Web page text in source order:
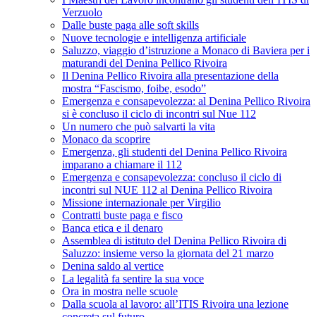
Verzuolo
Dalle buste paga alle soft skills
Nuove tecnologie e intelligenza artificiale
Saluzzo, viaggio d’istruzione a Monaco di Baviera per i
maturandi del Denina Pellico Rivoira
Il Denina Pellico Rivoira alla presentazione della
mostra “Fascismo, foibe, esodo”
Emergenza e consapevolezza: al Denina Pellico Rivoira
si è concluso il ciclo di incontri sul Nue 112
Un numero che può salvarti la vita
Monaco da scoprire
Emergenza, gli studenti del Denina Pellico Rivoira
imparano a chiamare il 112
Emergenza e consapevolezza: concluso il ciclo di
incontri sul NUE 112 al Denina Pellico Rivoira
Missione internazionale per Virgilio
Contratti buste paga e fisco
Banca etica e il denaro
Assemblea di istituto del Denina Pellico Rivoira di
Saluzzo: insieme verso la giornata del 21 marzo
Denina saldo al vertice
La legalità fa sentire la sua voce
Ora in mostra nelle scuole
Dalla scuola al lavoro: all’ITIS Rivoira una lezione